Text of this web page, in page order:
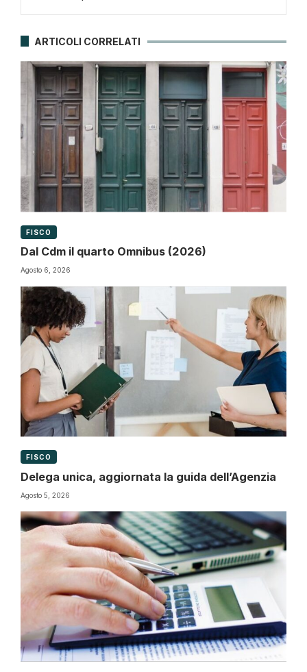
ARTICOLI CORRELATI
FISCO
Dal Cdm il quarto Omnibus (2026)
Agosto 6, 2026
FISCO
Delega unica, aggiornata la guida dell’Agenzia
Agosto 5, 2026